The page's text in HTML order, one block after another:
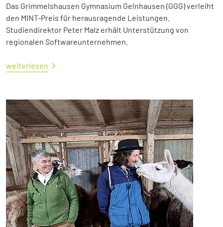
Das Grimmelshausen Gymnasium Gelnhausen (GGG) verleiht
den MINT-Preis für herausragende Leistungen.
Studiendirektor Peter Malz erhält Unterstützung von
regionalen Softwareunternehmen.
weiterlesen